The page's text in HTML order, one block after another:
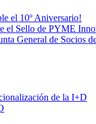
el 10º Aniversario!
el Sello de PYME
General de Socios
de la I+D